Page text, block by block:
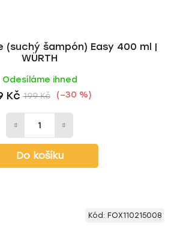
(suchý šampón) Easy 400 ml |
WÜRTH
Odesíláme ihned
Kč 199 Kč (–30 %)
Do košíku
Kód: FOX110215008